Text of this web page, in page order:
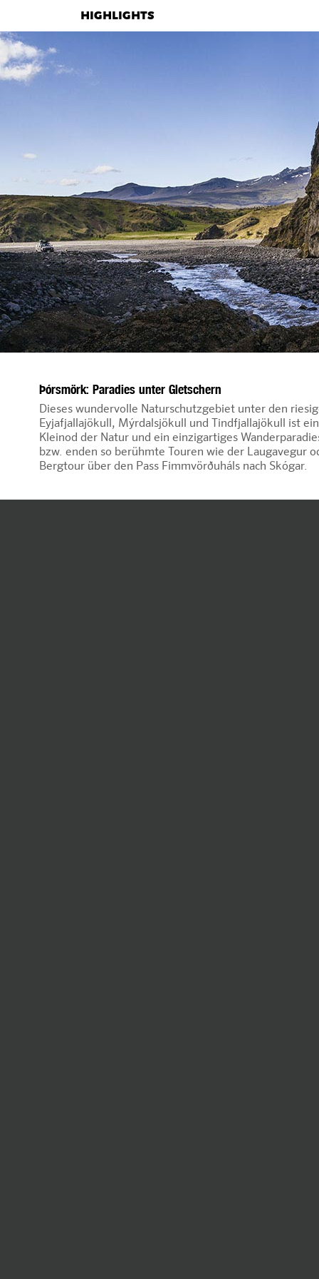
HIGHLIGHTS
Þórsmörk: Paradies unter Gletschern
Dieses wundervolle Naturschutzgebiet unter den
Eyjafjallajökull, Mýrdalsjökull und Tindfjallajökull ist
Kleinod der Natur und ein einzigartiges
bzw. enden so berühmte Touren wie der Laugavegur
Bergtour über den Pass Fimmvörðuháls nach Skógar.